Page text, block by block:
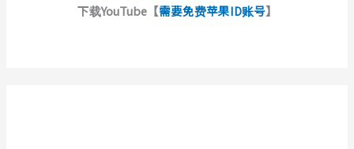
下载YouTube【需要免费苹果ID账号】